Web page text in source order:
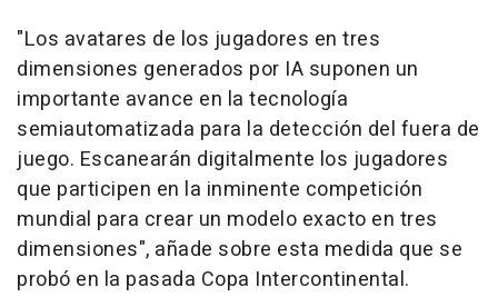
"Los avatares de los jugadores en tres
dimensiones generados por IA suponen un
importante avance en la tecnología
semiautomatizada para la detección del fuera de
juego. Escanearán digitalmente los jugadores
que participen en la inminente competición
mundial para crear un modelo exacto en tres
dimensiones", añade sobre esta medida que se
probó en la pasada Copa Intercontinental.